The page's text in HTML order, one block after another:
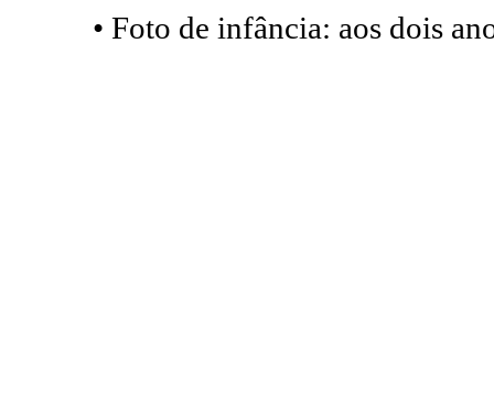
• Foto de infância: aos dois